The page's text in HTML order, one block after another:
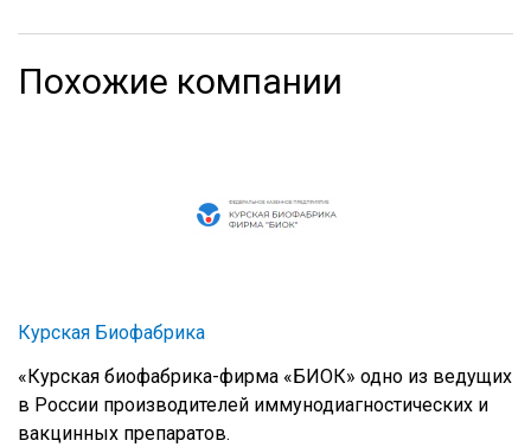
Похожие компании
Курская Биофабрика
«Курская биофабрика-фирма «БИОК» одно из ведущих
в России производителей иммунодиагностических и
вакцинных препаратов.